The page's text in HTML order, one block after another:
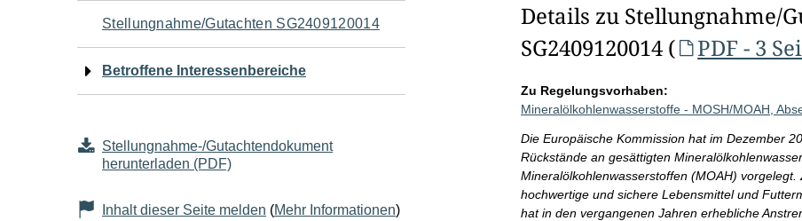
Navigation
für
Seiteninhalt
Stellungnahme/Gutachten SG2409120014
Betroffene Interessenbereiche
Stellungnahme-/Gutachtendokument
herunterladen (PDF)
Inhalt dieser Seite melden (Mehr Informationen)
Details zu Stellungnahme/
SG2409120014 (
PDF - 3
Zu Regelungsvorhaben:
Mineralölkohlenwasserstoffe - MOSH/MOAH,
Die Europäische Kommission hat im Dezember
Rückstände an gesättigten
Mineralölkohlenwasserstoffen (MOAH)
hochwertige und sichere Lebensmittel und
hat in den vergangenen Jahren erhebliche